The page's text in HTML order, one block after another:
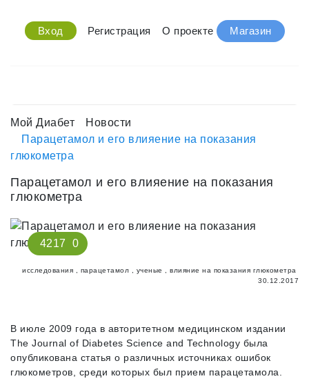
Вход Регистрация О проекте Магазин
Мой Диабет
Новости
Парацетамол и его влияение на показания
глюкометра
Парацетамол и его влияение на показания
глюкометра
4217 0
исследования парацетамол ученые
влияние на показания глюкометра
30.12.2017
В июле 2009 года в авторитетном медицинском издании
The Journal of Diabetes Science and Technology была
опубликована статья о различных источниках ошибок
глюкометров, среди которых был прием парацетамола.